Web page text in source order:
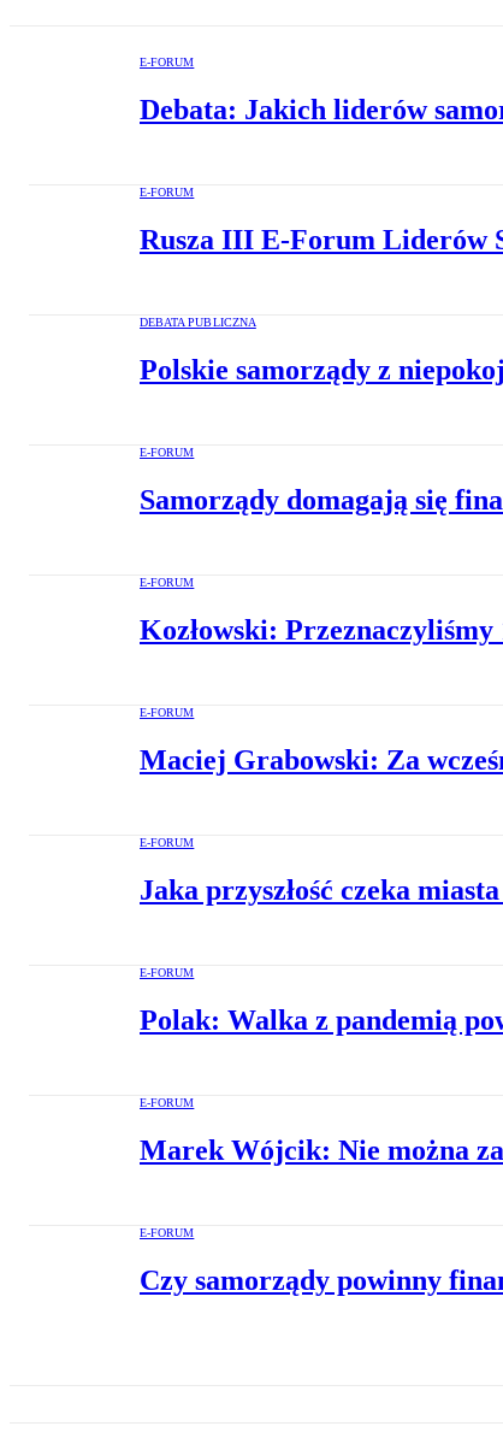
E-FORUM
Debata: Jakich liderów
E-FORUM
Rusza III E-Forum Liderów
DEBATA PUBLICZNA
Polskie samorządy z
E-FORUM
Samorządy domagają się
E-FORUM
Kozłowski:
E-FORUM
Maciej Grabowski: Za
E-FORUM
Jaka przyszłość czeka
E-FORUM
Polak: Walka z pandemią
E-FORUM
Marek Wójcik: Nie można
E-FORUM
Czy samorządy powinny